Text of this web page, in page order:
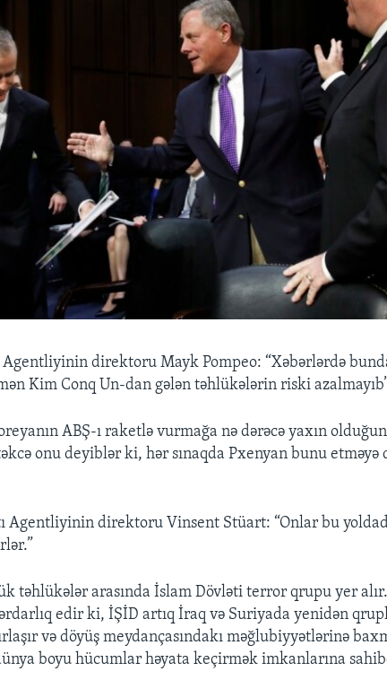
direktoru Mayk Pompeo: “Xəbərlərdə
Kim Conq Un-dan gələn təhlükələrin riski
ABŞ-ı raketlə vurmağa nə dərəcə yaxın
onu deyiblər ki, hər sınaqda Pxenyan bunu etməyə
Agentliyinin direktoru Vinsent Stüart: “Onlar bu
təhlükələr arasında İslam Dövləti terror qrupu yer
edir ki, İŞİD artıq İraq və Suriyada yenidən
və döyüş meydançasındakı məğlubiyyətlərinə
boyu hücumlar həyata keçirmək imkanlarına